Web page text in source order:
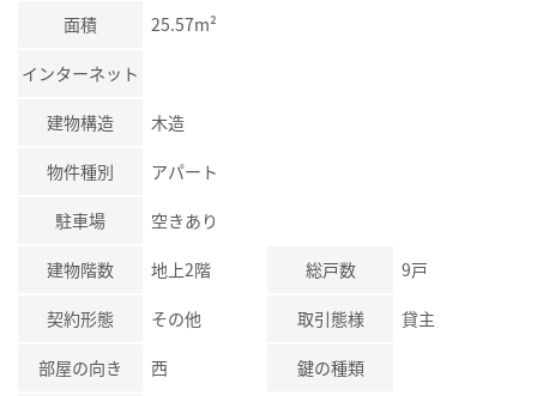
面積 25.57m²
インターネット
建物構造 木造
物件種別 アパート
駐車場 空きあり
建物階数 地上2階 総戸数 9戸
契約形態 その他 取引態様 貸主
部屋の向き 西 鍵の種類